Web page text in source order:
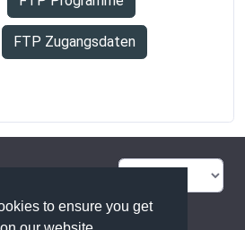
to ensure you get
FTP Zugangsdaten